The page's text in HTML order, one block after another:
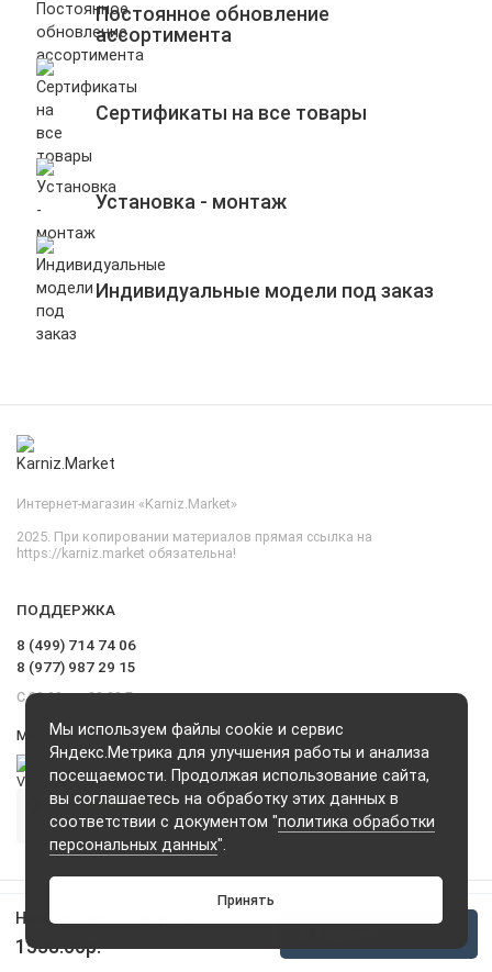
Наконечник "Гламур" Ø25 мм
1538.00р.
Постоянное обновление
ассортимента
Сертификаты на все товары
Установка - монтаж
Индивидуальные модели под заказ
Мы используем файлы cookie и сервис
Яндекс.Метрика для улучшения работы и анализа
посещаемости. Продолжая использование сайта,
вы соглашаетесь на обработку этих данных в
соответствии с документом "политика обработки
персональных данных".
Принять
Интернет-магазин «Karniz.Market»
2025. При копировании материалов прямая ссылка на
https://karniz.market обязательна!
ПОДДЕРЖКА
8 (499) 714 74 06
8 (977) 987 29 15
С 09.00 до 20.00 Без выходных и перерывов
Мы в сети